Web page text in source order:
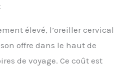
élevé, l’oreiller cervical
offre dans le haut de
de voyage. Ce coût est